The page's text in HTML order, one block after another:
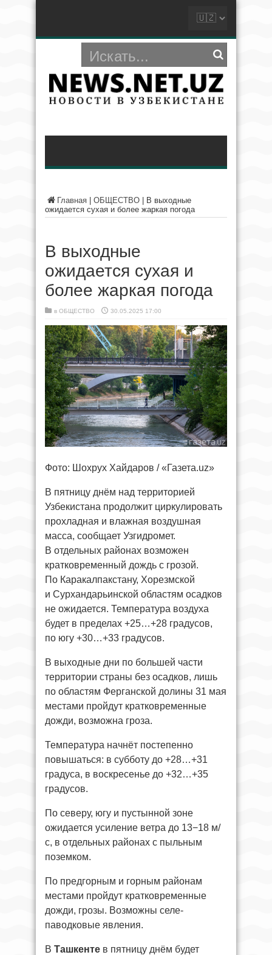
Главная ОБЩЕСТВО
В выходные
ожидается сухая и более жаркая погода
В выходные
ожидается сухая и
более жаркая погода
в ОБЩЕСТВО 30.05.2025 17:00
Фото: Шохрух Хайдаров / «Газета.uz»
В пятницу днём над территорией
Узбекистана продолжит циркулировать
прохладная и влажная воздушная
масса, сообщает Узгидромет.
В отдельных районах возможен
кратковременный дождь с грозой.
По Каракалпакстану, Хорезмской
и Сурхандарьинской областям осадков
не ожидается. Температура воздуха
будет в пределах +25…+28 градусов,
по югу +30…+33 градусов.
В выходные дни по большей части
территории страны без осадков, лишь
по областям Ферганской долины 31 мая
местами пройдут кратковременные
дожди, возможна гроза.
Температура начнёт постепенно
повышаться: в субботу до +28…+31
градуса, в воскресенье до +32…+35
градусов.
По северу, югу и пустынной зоне
ожидается усиление ветра до 13−18 м/
с, в отдельных районах с пыльным
поземком.
По предгорным и горным районам
местами пройдут кратковременные
дожди, грозы. Возможны селе-
паводковые явления.
В Ташкенте в пятницу днём будет